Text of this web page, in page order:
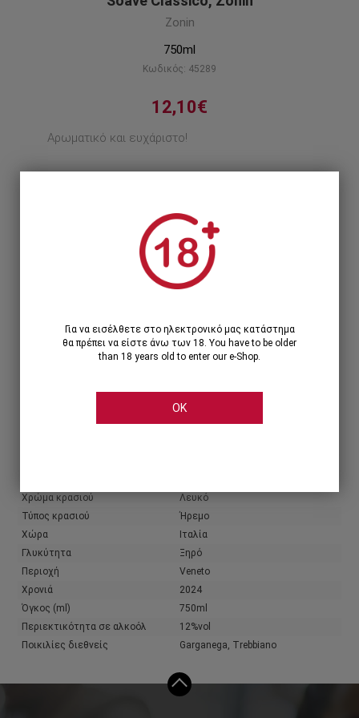
Zonin
750ml
Κωδικός: 45289
12,10€
Αρωματικό και ευχάριστο!
12,10€
133,56€ 145,20€
Share
Χρώμα κρασιού
Λευκό
Τύπος κρασιού
Ήρεμο
Χώρα
Ιταλία
Γλυκύτητα
Ξηρό
Περιοχή
Veneto
Χρονιά
2024
Όγκος (ml)
750ml
Περιεκτικότητα σε αλκοόλ
12%vol
Ποικιλίες διεθνείς
Garganega, Trebbiano
Για να εισέλθετε στο ηλεκτρονικό μας κατάστημα
θα πρέπει να είστε άνω των 18. You have to be older
than 18 years old to enter our e-Shop.
OK